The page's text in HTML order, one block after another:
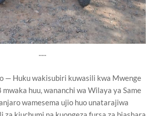
.....
— Huku wakisubiri kuwasili kwa Mwenge
huu, wananchi wa Wilaya ya Same
wamesema ujio huo unatarajiwa